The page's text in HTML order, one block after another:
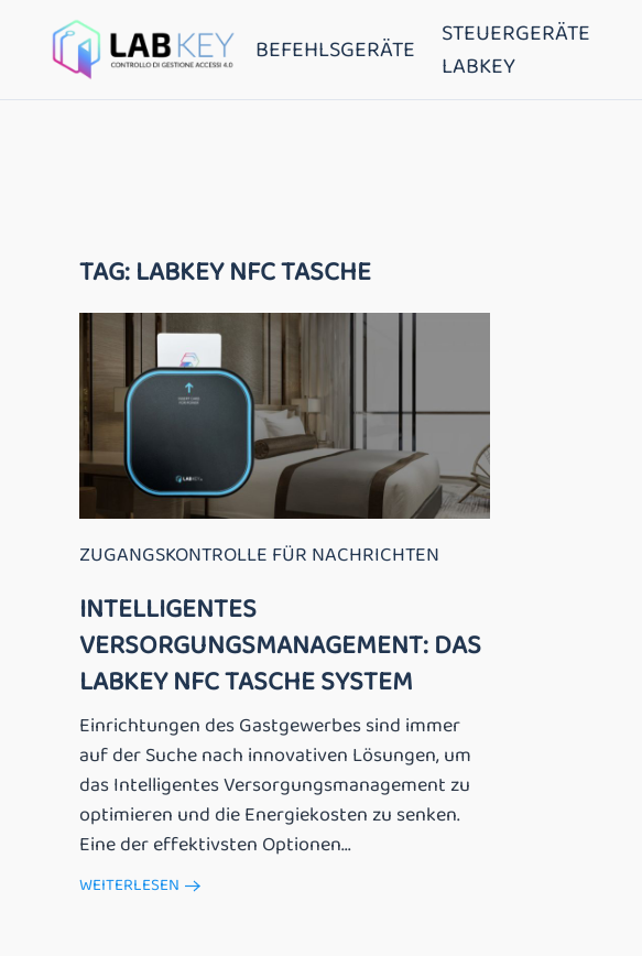
BEFEHLSGERÄTE
STEUERGERÄTE
LABKEY
TAG:LABKEY NFC TASCHE
ZUGANGSKONTROLLE FÜR NACHRICHTEN
INTELLIGENTES
VERSORGUNGSMANAGEMENT: DAS
LABKEY NFC TASCHE SYSTEM
Einrichtungen des Gastgewerbes sind immer
auf der Suche nach innovativen Lösungen, um
das Intelligentes Versorgungsmanagement zu
optimieren und die Energiekosten zu senken.
Eine der effektivsten Optionen...
WEITERLESEN